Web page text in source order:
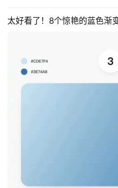
太好看了！8个惊艳的蓝色渐